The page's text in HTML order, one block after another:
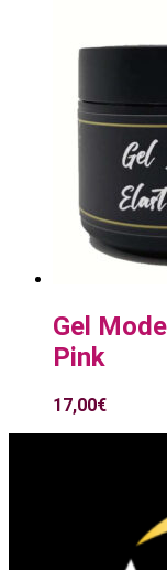
Gel
Pink
17,00€